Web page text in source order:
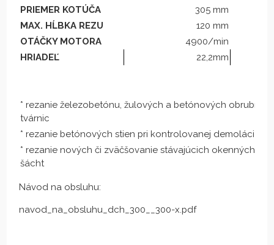
PRIEMER KOTÚČA
305 mm
MAX. HĹBKA REZU
120 mm
OTÁČKY MOTORA
4900/min
HRIADEĽ
22,2mm
* rezanie železobetónu, žulových a betónových
tvárnic
* rezanie betónových stien pri kontrolovanej demoláci
* rezanie nových či zväčšovanie stávajúcich okenných,
šácht
Návod na obsluhu:
navod_na_obsluhu_dch_300__300-x.pdf